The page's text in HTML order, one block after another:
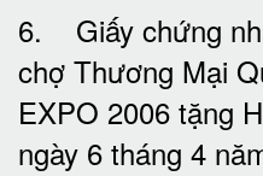
6. Giấy chứng
chợ Thương Mại
EXPO 2006 tặng
ngày 6 tháng 4